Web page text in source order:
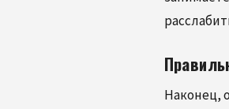
Наконец,